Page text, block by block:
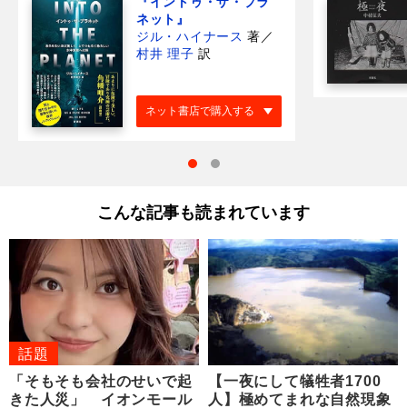
ネット』
ジル・ハイナース 著 ／
村井 理子 訳
ネット書店で購入する
こんな記事も読まれています
話題
「そもそも会社のせいで起
きた人災」 イオンモール
【一夜にして犠牲者1700
人】極めてまれな自然現象